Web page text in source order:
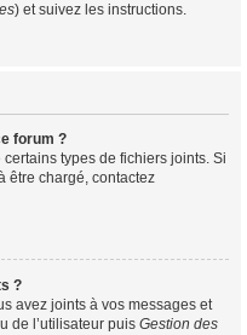
) et suivez les instructions.
forum ?
types de fichiers joints. Si
être chargé, contactez
?
avez joints à vos messages et
de l’utilisateur puis Gestion des